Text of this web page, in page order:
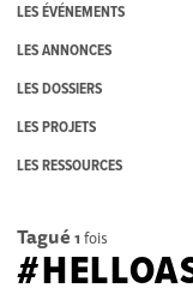
LES ÉVÉNEMENTS
LES ANNONCES
LES DOSSIERS
LES PROJETS
LES RESSOURCES
Tagué 1 fois